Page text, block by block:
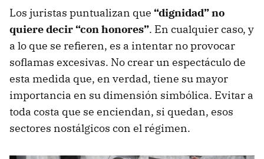
Los juristas puntualizan que “dignidad” no
quiere decir “con honores”. En cualquier caso, y
a lo que se refieren, es a intentar no provocar
soflamas excesivas. No crear un espectáculo de
esta medida que, en verdad, tiene su mayor
importancia en su dimensión simbólica. Evitar a
toda costa que se enciendan, si quedan, esos
sectores nostálgicos con el régimen.